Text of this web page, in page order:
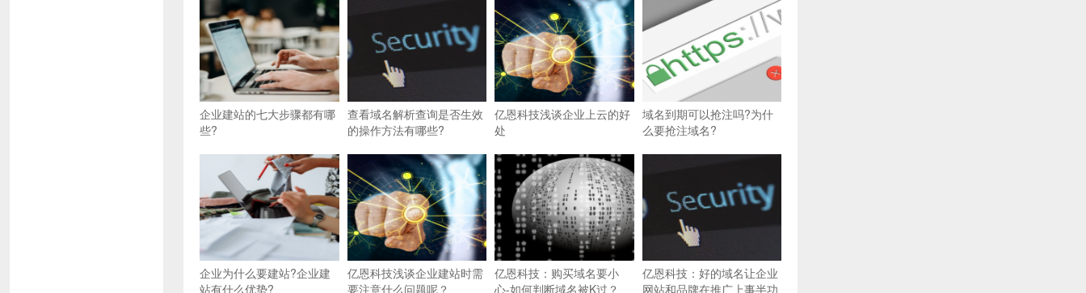
企业建站的七大步骤都有哪
些?
查看域名解析查询是否生效
的操作方法有哪些?
亿恩科技浅谈企业上云的好
处
域名到期可以抢注吗?为什
么要抢注域名?
企业为什么要建站?企业建
站有什么优势?
亿恩科技浅谈企业建站时需
要注意什么问题呢？
亿恩科技：购买域名要小
心-如何判断域名被K过？
亿恩科技：好的域名让企业
网站和品牌在推广上事半功